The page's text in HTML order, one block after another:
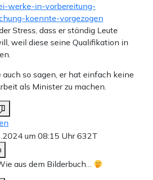
werke-in-vorbereitung-
koennte-vorgezogen
Stress, dass er ständig Leute
weil diese seine Qualifikation in
so sagen, er hat einfach keine
als Minister zu machen.
um 08:15 Uhr632T
aus dem Bilderbuch…